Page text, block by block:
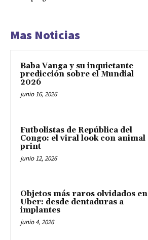
Mas Noticias
Baba Vanga y su inquietante
predicción sobre el Mundial
2026
junio 16, 2026
Futbolistas de República del
Congo: el viral look con animal
print
junio 12, 2026
Objetos más raros olvidados en
Uber: desde dentaduras a
implantes
junio 4, 2026